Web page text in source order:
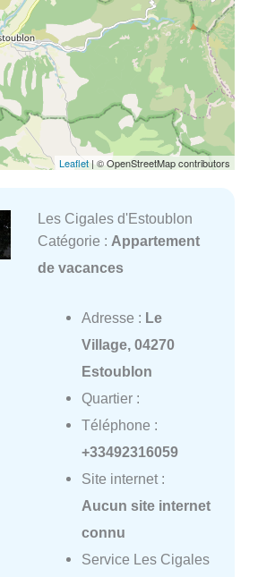
Leaflet | © OpenStreetMap contributors
Les Cigales d'Estoublon
Catégorie : Appartement
de vacances
Adresse : Le
Village, 04270
Estoublon
Quartier :
Téléphone :
+33492316059
Site internet :
Aucun site internet
connu
Service Les Cigales